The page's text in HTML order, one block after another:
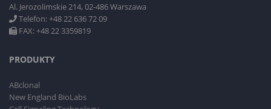
Al. Jerozolimskie 214, 02-486 Warszawa
Telefon: +48 22 636 72 09
FAX: +48 22 3359819
PRODUKTY
ABclonal
New England BioLabs